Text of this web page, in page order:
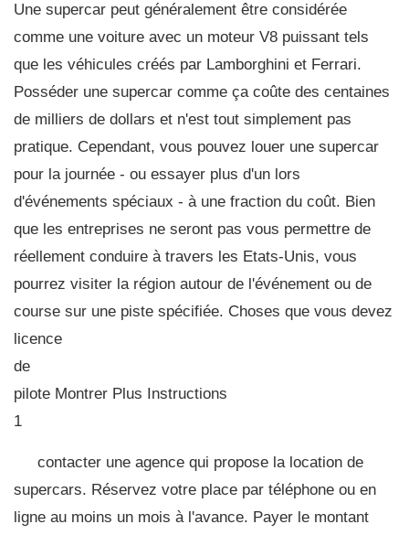
Une supercar peut généralement être considérée
comme une voiture avec un moteur V8 puissant tels
que les véhicules créés par Lamborghini et Ferrari.
Posséder une supercar comme ça coûte des centaines
de milliers de dollars et n'est tout simplement pas
pratique. Cependant, vous pouvez louer une supercar
pour la journée - ou essayer plus d'un lors
d'événements spéciaux - à une fraction du coût. Bien
que les entreprises ne seront pas vous permettre de
réellement conduire à travers les Etats-Unis, vous
pourrez visiter la région autour de l'événement ou de
course sur une piste spécifiée. Choses que vous devez
licence
de
pilote Montrer Plus Instructions
1
contacter une agence qui propose la location de
supercars. Réservez votre place par téléphone ou en
ligne au moins un mois à l'avance. Payer le montant